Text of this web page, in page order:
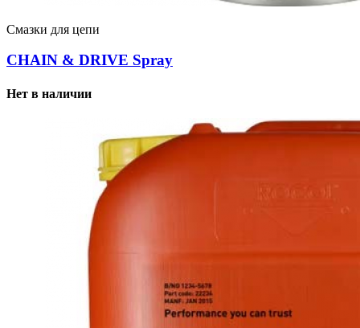
Смазки для цепи
CHAIN & DRIVE Spray
Нет в наличии